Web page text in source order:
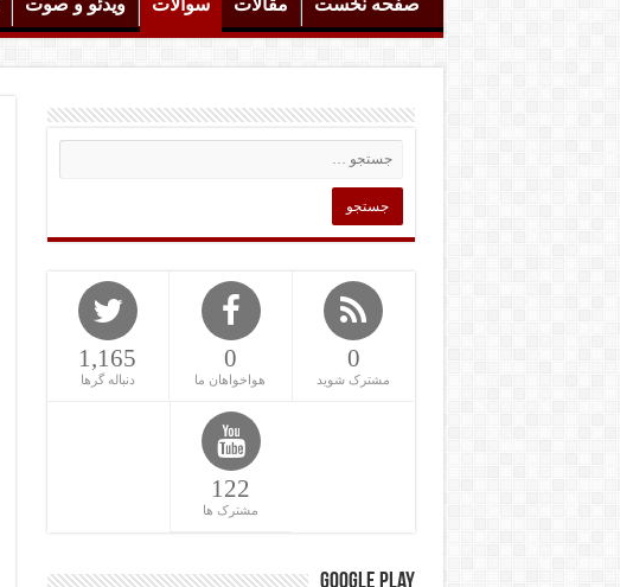
صفحه نخست مقالات سوالات ویدئو و صوت
0
مشترک شوید
0
هواخواهان ما
1,165
دنباله گرها
122
مشترک ها